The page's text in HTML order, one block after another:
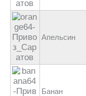
Апельсин
Банан